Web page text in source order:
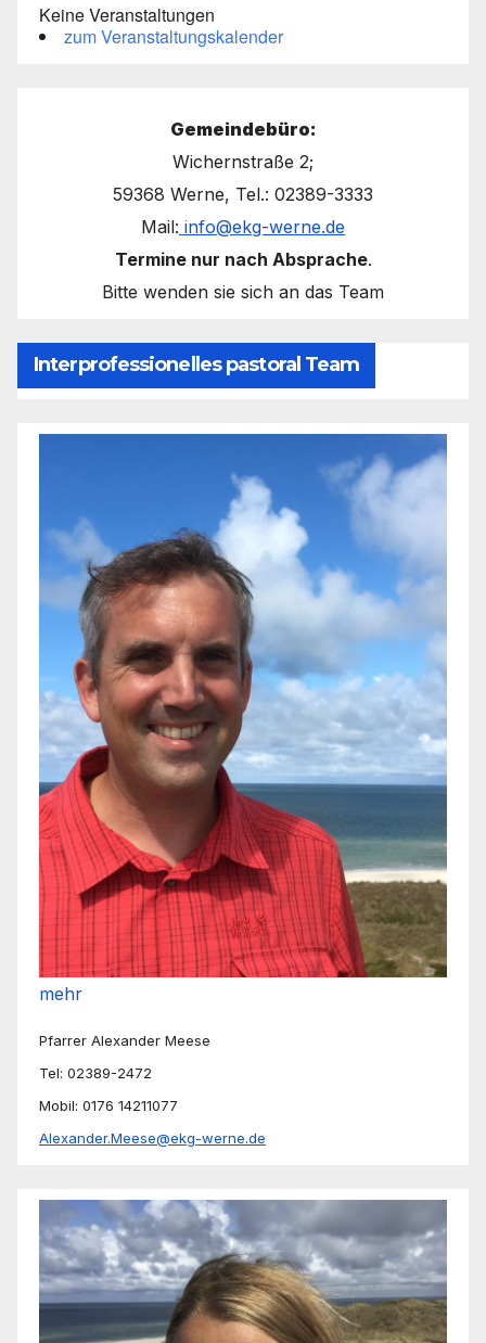
Keine Veranstaltungen
zum Veranstaltungskalender
Gemeindebüro:
Wichernstraße 2;
59368 Werne, Tel.: 02389-3333
Mail: info@ekg-werne.de
Termine nur nach Absprache.
Bitte wenden sie sich an das Team
Interprofessionelles pastoral Team
mehr
Pfarrer Alexander Meese
Tel: 02389-2472
Mobil: 0176 14211077
Alexander.Meese@ekg-werne.de